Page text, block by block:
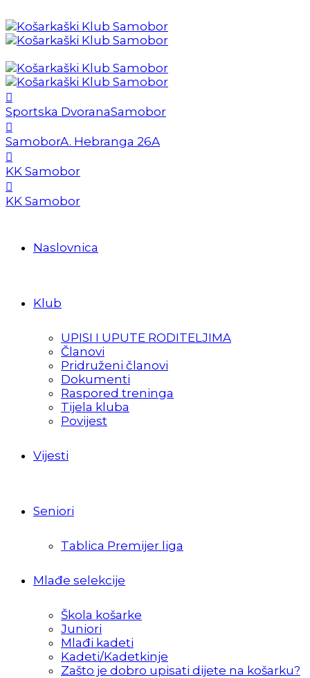
Sportska DvoranaSamobor
SamoborA. Hebranga 26A
KK Samobor
KK Samobor
Naslovnica
Klub
UPISI I UPUTE RODITELJIMA
Članovi
Pridruženi članovi
Dokumenti
Raspored treninga
Tijela kluba
Povijest
Vijesti
Seniori
Tablica Premijer liga
Mlađe selekcije
Škola košarke
Juniori
Mlađi kadeti
Kadeti/Kadetkinje
Zašto je dobro upisati dijete na košarku?